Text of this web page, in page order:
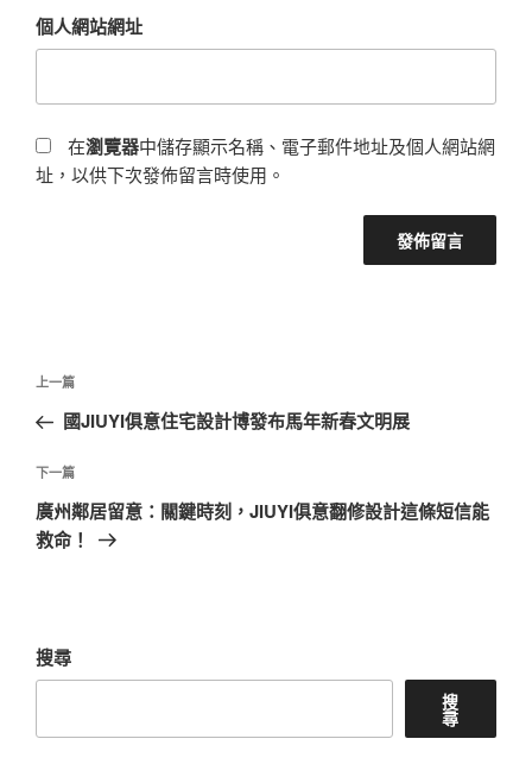
個人網站網址
在瀏覽器中儲存顯示名稱、電子郵件地址及個人網站網
址，以供下次發佈留言時使用。
文
導
覽
上
一
文
章
上一篇
國JIUYI俱意住宅設計博發布馬年新春文明展
下
一
篇
下一篇
廣州鄰居留意：關鍵時刻，JIUYI俱意翻修設計這條短信能
救命！
搜尋
搜
尋